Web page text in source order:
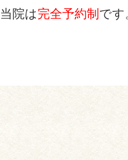
当院は完全予約制 です